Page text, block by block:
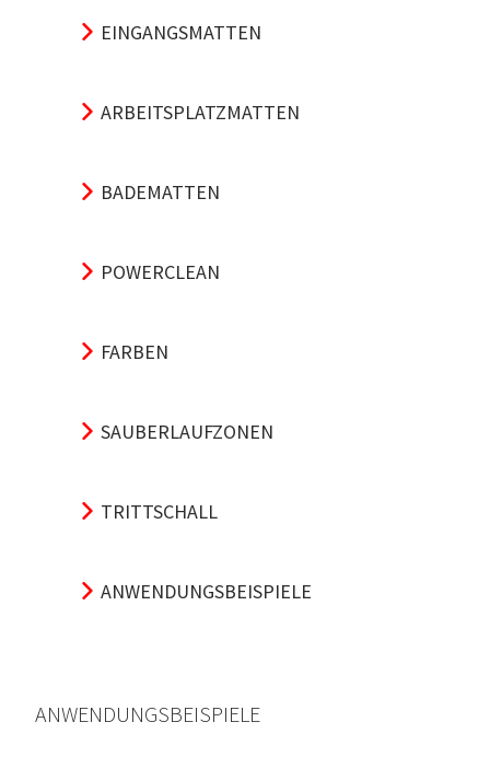
EINGANGSMATTEN
ARBEITSPLATZMATTEN
BADEMATTEN
POWERCLEAN
FARBEN
SAUBERLAUFZONEN
TRITTSCHALL
ANWENDUNGSBEISPIELE
ANWENDUNGSBEISPIELE